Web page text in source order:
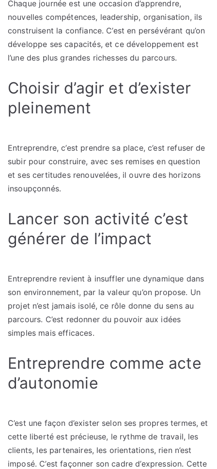
Chaque journée est une occasion d’apprendre,
nouvelles compétences, leadership, organisation, ils
construisent la confiance. C’est en persévérant qu’on
développe ses capacités, et ce développement est
l’une des plus grandes richesses du parcours.
Choisir d’agir et d’exister
pleinement
Entreprendre, c’est prendre sa place, c’est refuser de
subir pour construire, avec ses remises en question
et ses certitudes renouvelées, il ouvre des horizons
insoupçonnés.
Lancer son activité c’est
générer de l’impact
Entreprendre revient à insuffler une dynamique dans
son environnement, par la valeur qu’on propose. Un
projet n’est jamais isolé, ce rôle donne du sens au
parcours. C’est redonner du pouvoir aux idées
simples mais efficaces.
Entreprendre comme acte
d’autonomie
C’est une façon d’exister selon ses propres termes, et
cette liberté est précieuse, le rythme de travail, les
clients, les partenaires, les orientations, rien n’est
imposé. C’est façonner son cadre d’expression. Cette